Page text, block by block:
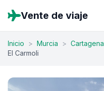
Vente de viaje
Inicio > Murcia > Cartagena
El Carmoli